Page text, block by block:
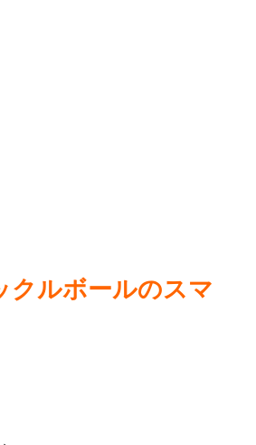
クルボールのスマ